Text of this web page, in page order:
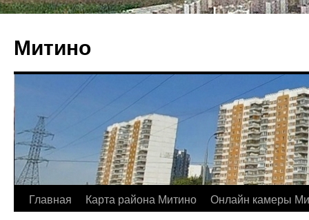
Митино
Главная Карта района Митино Онлайн камеры